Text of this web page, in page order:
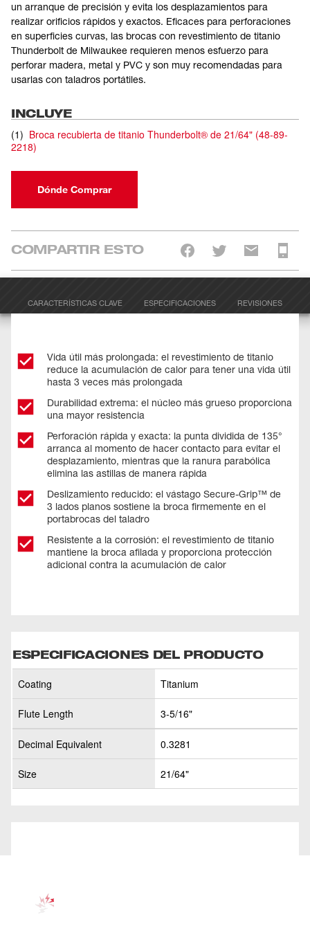
un arranque de precisión y evita los desplazamientos para
realizar orificios rápidos y exactos. Eficaces para perforaciones
en superficies curvas, las brocas con revestimiento de titanio
Thunderbolt de Milwaukee requieren menos esfuerzo para
perforar madera, metal y PVC y son muy recomendadas para
usarlas con taladros portátiles.
INCLUYE
(1) Broca recubierta de titanio Thunderbolt® de 21/64" (48-89-
2218)
Dónde Comprar
COMPARTIR ESTO
CARACTERÍSTICAS CLAVE ESPECIFICACIONES REVISIONES
Vida útil más prolongada: el revestimiento de titanio
reduce la acumulación de calor para tener una vida útil
hasta 3 veces más prolongada
Durabilidad extrema: el núcleo más grueso proporciona
una mayor resistencia
Perforación rápida y exacta: la punta dividida de 135°
arranca al momento de hacer contacto para evitar el
desplazamiento, mientras que la ranura parabólica
elimina las astillas de manera rápida
Deslizamiento reducido: el vástago Secure-Grip™ de
3 lados planos sostiene la broca firmemente en el
portabrocas del taladro
Resistente a la corrosión: el revestimiento de titanio
mantiene la broca afilada y proporciona protección
adicional contra la acumulación de calor
ESPECIFICACIONES DEL PRODUCTO
Coating Titanium
Flute Length 3-5/16"
Decimal Equivalent 0.3281
Size 21/64"